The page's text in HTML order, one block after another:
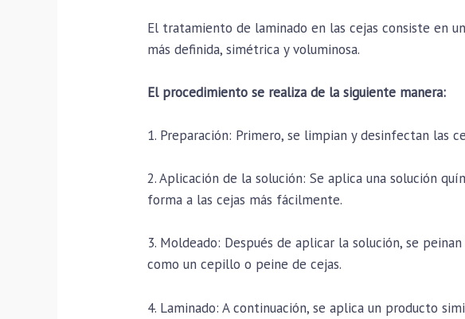
El tratamiento de laminado en las cejas consiste en
más definida, simétrica y voluminosa.
El procedimiento se realiza de la siguiente manera:
1. Preparación: Primero, se limpian y desinfectan las
2. Aplicación de la solución: Se aplica una solución
forma a las cejas más fácilmente.
3. Moldeado: Después de aplicar la solución, se
como un cepillo o peine de cejas.
4. Laminado: A continuación, se aplica un producto